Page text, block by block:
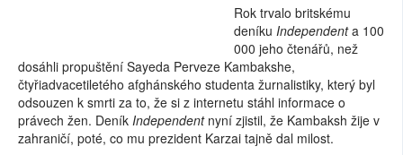
Rok trvalo britskému
deníku Independenta 100
000 jeho čtenářů, než
dosáhli propuštění Sayeda Perveze Kambakshe,
čtyřiadvacetiletého afghánského studenta žurnalistiky, který byl
odsouzen k smrti za to, že si z internetu stáhl informace o
právech žen. Deník Independentnyní zjistil, že Kambaksh žije v
zahraničí, poté, co mu prezident Karzai tajně dal milost.